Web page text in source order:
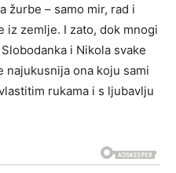
žurbe – samo mir, rad i
iz zemlje. I zato, dok mnogi
i Nikola svake
ona koju sami
rukama i s ljubavlju